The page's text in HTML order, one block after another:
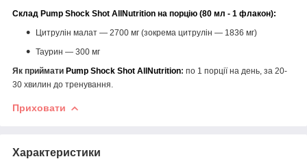
Склад Pump Shock Shot AllNutrition на порцію (80 мл - 1 флакон):
Цитрулін малат — 2700 мг (зокрема цитрулін — 1836 мг)
Таурин — 300 мг
Як приймати Pump Shock Shot AllNutrition: по 1 порції на день, за 20-
30 хвилин до тренування.
Приховати
Характеристики